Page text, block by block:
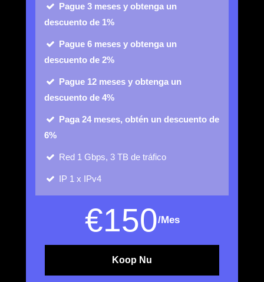
Pague 3 meses y obtenga un
descuento de 1%
Pague 6 meses y obtenga un
descuento de 2%
Pague 12 meses y obtenga un
descuento de 4%
Paga 24 meses, obtén un descuento de
6%
Red 1 Gbps, 3 TB de tráfico
IP 1 x IPv4
€150/Mes
Koop Nu